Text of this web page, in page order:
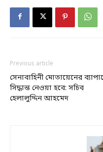
Previous article
সেনাবাহিনী মোতায়েনের
সিদ্ধান্ত নেওয়া হবে: সচিব
হেলালুদ্দিন আহমেদ